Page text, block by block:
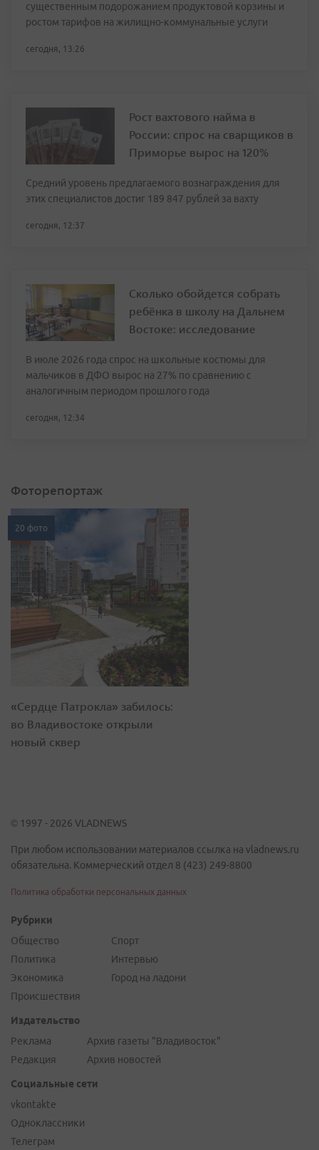
существенным подорожанием продуктовой корзины и
ростом тарифов на жилищно-коммунальные услуги
сегодня, 13:26
Рост вахтового найма в
России: спрос на сварщиков в
Приморье вырос на 120%
Средний уровень предлагаемого вознаграждения для
этих специалистов достиг 189 847 рублей за вахту
сегодня, 12:37
Сколько обойдется собрать
ребёнка в школу на Дальнем
Востоке: исследование
В июле 2026 года спрос на школьные костюмы для
мальчиков в ДФО вырос на 27% по сравнению с
аналогичным периодом прошлого года
сегодня, 12:34
Фоторепортаж
20 фото
«Сердце Патрокла» забилось:
во Владивостоке открыли
новый сквер
© 1997 - 2026 VLADNEWS
При любом использовании материалов ссылка на vladnews.ru
обязательна. Коммерческий отдел 8 (423) 249-8800
Политика обработки персональных данных
Рубрики
Общество
Политика
Экономика
Происшествия
Спорт
Интервью
Город на ладони
Издательство
Реклама
Редакция
Архив газеты "Владивосток"
Архив новостей
Социальные сети
vkontakte
Одноклассники
Телеграм